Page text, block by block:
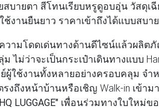
สบายตา สีโทนเรียบหรูดูอบอุ่น วัสดุ
งานยืนยาว ราคาเข้าถึงได้แบบสบา
ามโดดเด่นทางด้านดีไซน์แล้วผลิต
ไม่ว่าจะเป็นกระเป๋าเดินทางแบบ
ผู้ใช้งานทั้งหลายอย่างครอบคลุม จ
รงถึงหน้าบ้านหรือเชิญ Walk-in เข้
LUGGAGE" เพื่อนร่วมทางใบใหม่ข